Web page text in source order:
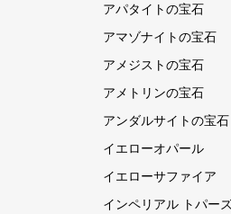
アパタイトの宝石
アマゾナイトの宝石
アメジストの宝石
アメトリンの宝石
アンダルサイトの宝石
イエローオパール
イエローサファイア
インペリアル トパー